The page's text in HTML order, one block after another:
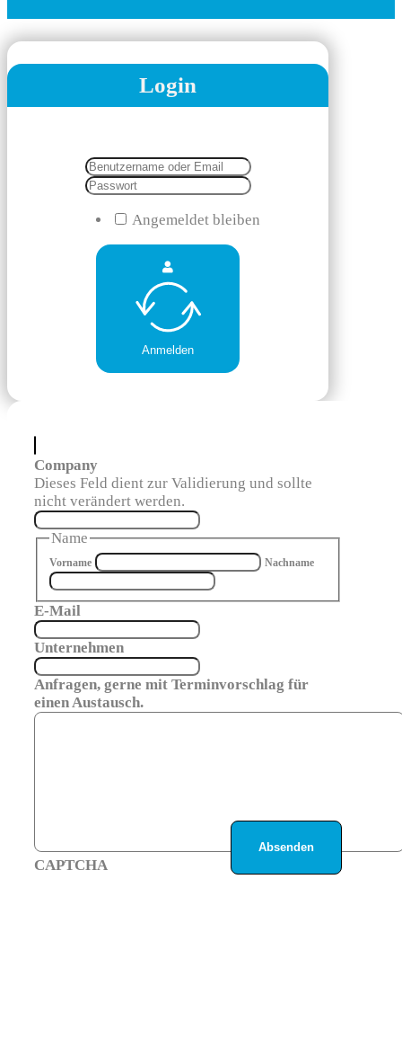
Login
Angemeldet bleiben
Anmelden
Company
Dieses Feld dient zur Validierung und sollte
nicht verändert werden.
Name
Vorname Nachname
E-Mail
Unternehmen
Anfragen, gerne mit Terminvorschlag für
einen Austausch.
CAPTCHA